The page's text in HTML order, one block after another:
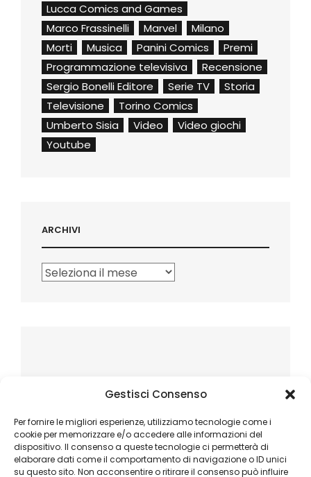
Gestisci Consenso
Per fornire le migliori esperienze, utilizziamo tecnologie come i
cookie per memorizzare e/o accedere alle informazioni del
dispositivo. Il consenso a queste tecnologie ci permetterà di
elaborare dati come il comportamento di navigazione o ID unici
su questo sito. Non acconsentire o ritirare il consenso può influire
Lucca Comics and Games
Marco Frassinelli
Marvel
Milano
Morti
Musica Panini Comics
Premi
Programmazione televisiva
Recensione
Sergio Bonelli Editore
Serie TV
Storia
Televisione
Torino Comics
Umberto Sisia
Video
Video giochi
Youtube
ARCHIVI
Archivi